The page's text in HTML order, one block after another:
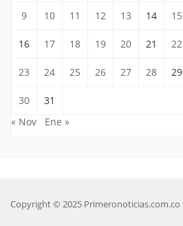
9 10 11 12 13 14 15
16 17 18 19 20 21 22
23 24 25 26 27 28 29
30
31
« Nov
Ene »
Copyright © 2025 Primeronoticias.com.co